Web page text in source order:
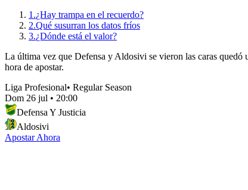
1.¿Hay trampa en el recuerdo?
2.Qué susurran los datos fríos
3.¿Dónde está el valor?
La última vez que Defensa y Aldosivi se vieron las caras quedó
hora de apostar.
Liga Profesional• Regular Season
Dom 26 jul • 20:00
Defensa Y Justicia
Aldosivi
Apostar Ahora